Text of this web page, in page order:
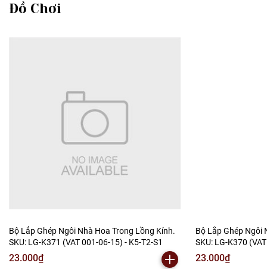
Đồ Chơi
Bộ Lắp Ghép Ngôi Nhà Hoa Trong Lồng Kính.
SKU: LG-K371 (VAT 001-06-15) - K5-T2-S1
23.000₫
Bộ Lắp Ghép Ngôi
SKU: LG-K370
23.000₫